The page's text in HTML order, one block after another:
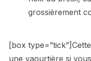
grossièrement
[box
une yaourtière si